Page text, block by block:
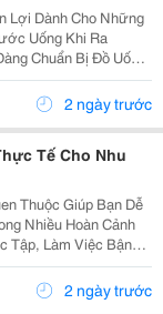
Lợi Dành Cho Những
Uống Khi Ra
Chuẩn Bị Đồ Uống
Thuận Tiện Trong
Việc, Tập Luyện
2 ngày trước
Tế Cho Nhu
Thuộc Giúp Bạn Dễ
Nhiều Hoàn Cảnh
Tập, Làm Việc Bận
Bình Phù Hợp
Yêu Thích Bên
2 ngày trước